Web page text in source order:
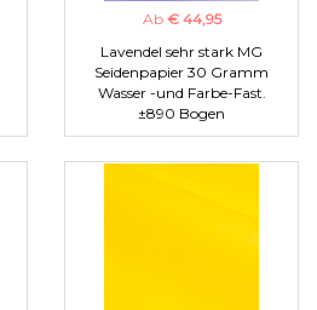
Ab € 44,95
Lavendel sehr stark MG
Seidenpapier 30 Gramm
Wasser -und Farbe-Fast.
±890 Bogen